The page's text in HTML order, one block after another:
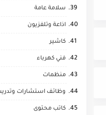
سلامة عامة
اذاعة وتلفزيون
كاشير
فني كهرباء
منظمات
وظائف استشارات
كاتب محتوى